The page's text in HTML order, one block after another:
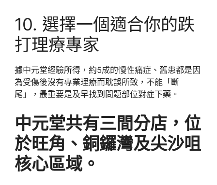
10. 選擇一個適合你的跌
打理療專家
據中元堂經驗所得，約5成的慢性痛症、舊患都是因
為受傷後沒有專業理療而耽誤所致，不能「斷
尾」，最重要是及早找到問題部位對症下藥。
中元堂共有三間分店，位
於旺角、銅鑼灣及尖沙咀
核心區域。